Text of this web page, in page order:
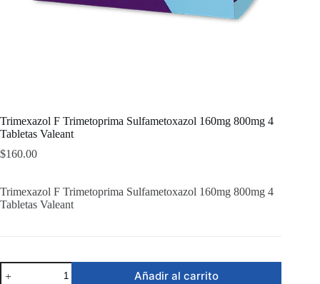
Trimexazol F Trimetoprima Sulfametoxazol 160mg 800mg 4
Tabletas Valeant
$160.00
Trimexazol F Trimetoprima Sulfametoxazol 160mg 800mg 4
Tabletas Valeant
Trimexazol
Añadir al carrito